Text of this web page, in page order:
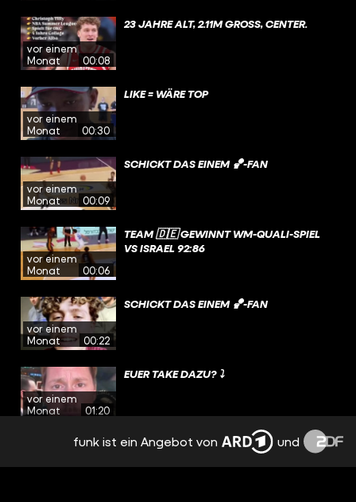
vor einem
Monat
00:08
23 JAHRE ALT, 2.11M GROSS, CENTER.
vor einem
Monat
00:30
LIKE = WÄRE TOP
vor einem
Monat
00:09
SCHICKT DAS EINEM 🏀-FAN
vor einem
Monat
00:06
TEAM 🇩🇪 GEWINNT WM-QUALI-SPIEL
VS ISRAEL 92:86
vor einem
Monat
00:22
SCHICKT DAS EINEM 🏀-FAN
vor einem
Monat
01:20
EUER TAKE DAZU? ⤵️
vor einem
SCHICKT DAS EINEM 🏀-FAN.
funk ist ein Angebot von und